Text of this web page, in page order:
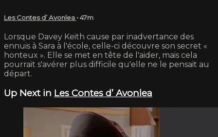
Les Contes d’ Avonlea • 47m
Lorsque Davey Keith cause par inadvertance des
ennuis à Sara à l'école, celle-ci découvre son secret «
honteux ». Elle se met en tête de l'aider, mais cela
pourrait s'avérer plus difficile qu'elle ne le pensait au
départ.
Up Next in Les Contes d’ Avonlea